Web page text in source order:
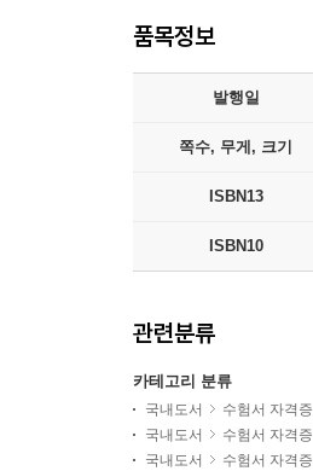
품목정보
발행일
쪽수, 무게, 크기
ISBN13
ISBN10
관련분류
카테고리 분류
국내도서 수험서 자격증
국내도서
수험서 자격증
국내도서
수험서 자격증